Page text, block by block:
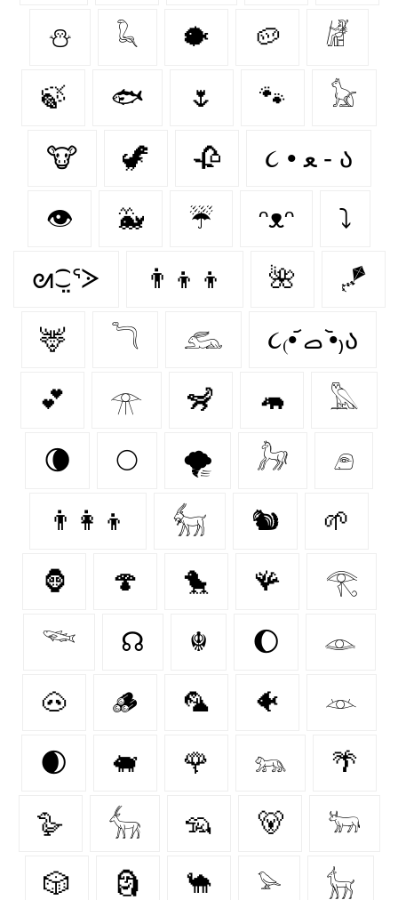
⛄ 𓆗 🐡 🥔 𓁈
🍃 🐟 🌷 🐾 𓃠
🐮 🦖 🥀 ૮ • ﻌ - ა⁩
👁️ 🐳 ☔ ᵔᴥᵔ ⤵
ᘛ⁐̤ᕐᐷ 👨‍👦‍👦 🌺 🪁
🦌 𓆓 𓃹 ૮₍•᷄ ࡇ •᷅₎ა
💕 𓁿 🦨 🦛 𓅓
🌘 🌕 🌪️ 𓃗 𓂉
👨‍👩‍👦 𓃶 🐿 🌱
🦍 🍄‍ 🐤 🪸 𓂀
𓆝 ☊ ☬ 🌔 𓁼
🐽 🪵 🦜 🐠 𓁺
🌒 🐖 🌹 𓃬 🌴
🪿 𓃲 🦡 🐻 𓃽
🎲 🗿 🐪 𓅫 𓃴